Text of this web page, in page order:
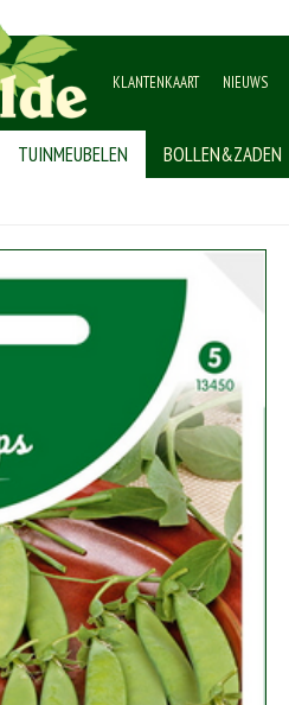
KLANTENKAART NIEUWS
TUINMEUBELEN BOLLEN&ZADEN